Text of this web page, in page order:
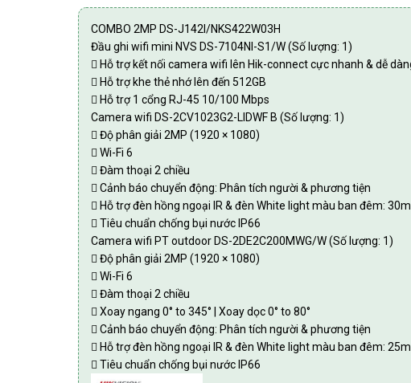
COMBO 2MP DS-J142I/NKS422W03H
Đầu ghi wifi mini NVS DS-7104NI-S1/W (Số lượng: 1)
 Hỗ trợ kết nối camera wifi lên Hik-connect cực nhanh & dễ
 Hỗ trợ khe thẻ nhớ lên đến 512GB
 Hỗ trợ 1 cổng RJ-45 10/100 Mbps
Camera wifi DS-2CV1023G2-LIDWF B (Số lượng: 1)
 Độ phân giải 2MP (1920 × 1080)
 Wi-Fi 6
 Đàm thoại 2 chiều
 Cảnh báo chuyển động: Phân tích người & phương tiện
 Hỗ trợ đèn hồng ngoại IR & đèn White light màu ban đêm: 30m
 Tiêu chuẩn chống bụi nước IP66
Camera wifi PT outdoor DS-2DE2C200MWG/W (Số lượng: 1)
 Độ phân giải 2MP (1920 × 1080)
 Wi-Fi 6
 Đàm thoại 2 chiều
 Xoay ngang 0° to 345° | Xoay dọc 0° to 80°
 Cảnh báo chuyển động: Phân tích người & phương tiện
 Hỗ trợ đèn hồng ngoại IR & đèn White light màu ban đêm: 25m
 Tiêu chuẩn chống bụi nước IP66